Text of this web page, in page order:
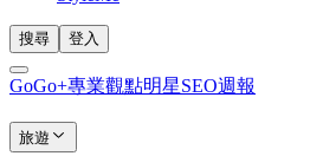
搜尋 登入
GoGo+專業觀點明星SEO週報
旅遊